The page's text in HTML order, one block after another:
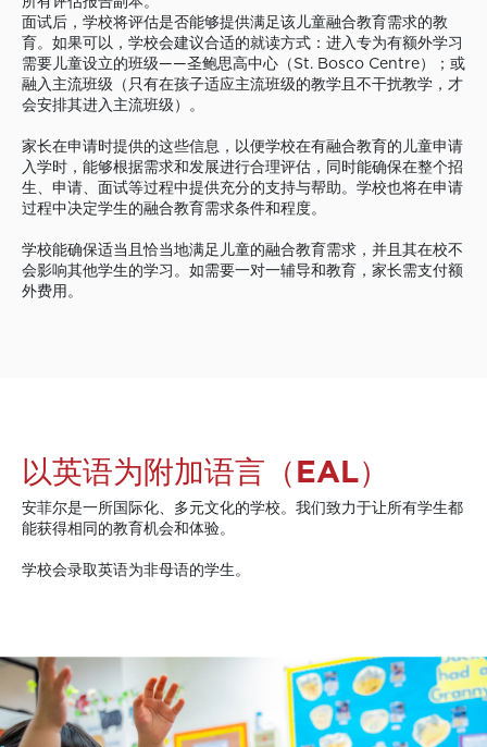
面试后，学校将评估是否能够提供满足该儿童融合教育需求的教
育。如果可以，学校会建议合适的就读方式：进入专为有额外学习
需要儿童设立的班级——圣鲍思高中心（St. Bosco Centre）；或
融入主流班级（只有在孩子适应主流班级的教学且不干扰教学，才
会安排其进入主流班级）。
家长在申请时提供的这些信息，以便学校在有融合教育的儿童申请
入学时，能够根据需求和发展进行合理评估，同时能确保在整个招
生、申请、面试等过程中提供充分的支持与帮助。学校也将在申请
过程中决定学生的融合教育需求条件和程度。
学校能确保适当且恰当地满足儿童的融合教育需求，并且其在校不
会影响其他学生的学习。如需要一对一辅导和教育，家长需支付额
外费用。
以英语为附加语言（EAL）
安菲尔是一所国际化、多元文化的学校。我们致力于让所有学生都
能获得相同的教育机会和体验。
学校会录取英语为非母语的学生。